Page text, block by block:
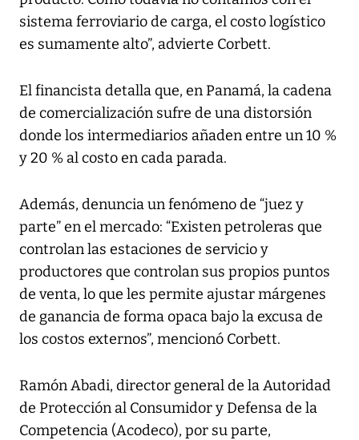
sistema ferroviario de carga, el costo logístico
es sumamente alto”, advierte Corbett.
El financista detalla que, en Panamá, la cadena
de comercialización sufre de una distorsión
donde los intermediarios añaden entre un 10 %
y 20 % al costo en cada parada.
Además, denuncia un fenómeno de “juez y
parte” en el mercado: “Existen petroleras que
controlan las estaciones de servicio y
productores que controlan sus propios puntos
de venta, lo que les permite ajustar márgenes
de ganancia de forma opaca bajo la excusa de
los costos externos”, mencionó Corbett.
Ramón Abadi, director general de la Autoridad
de Protección al Consumidor y Defensa de la
Competencia (Acodeco), por su parte,